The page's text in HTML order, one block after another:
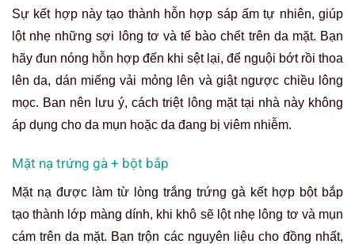
Sự kết hợp này tạo thành hỗn hợp sáp ấm tự nhiên, giúp
lột nhẹ những sợi lông tơ và tế bào chết trên da mặt. Bạn
hãy đun nóng hỗn hợp đến khi sệt lại, để nguội bớt rồi thoa
lên da, dán miếng vải mỏng lên và giật ngược chiều lông
mọc. Ban nên lưu ý, cách triệt lông mặt tại nhà này không
áp dụng cho da mụn hoặc da đang bị viêm nhiễm.
Mặt nạ trứng gà + bột bắp
Mặt nạ được làm từ lòng trắng trứng gà kết hợp bột bắp
tạo thành lớp màng dính, khi khô sẽ lột nhẹ lông tơ và mụn
cám trên da mặt. Bạn trộn các nguyên liệu cho đồng nhất,